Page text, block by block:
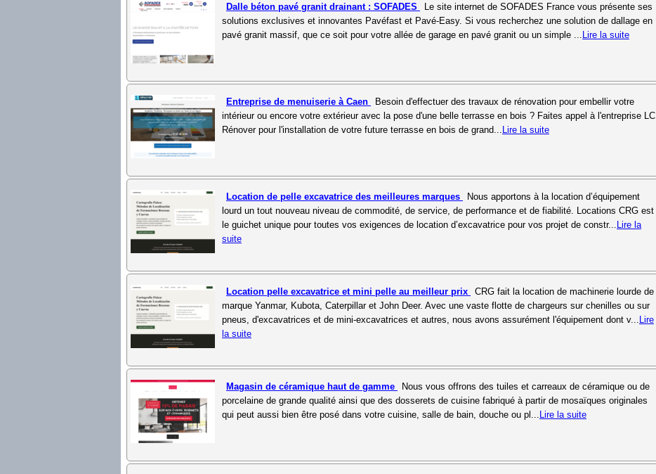
Dalle béton pavé granit drainant : SOFADES
Le site internet de SOFADES France vous présente ses
solutions exclusives et innovantes Pavéfast et Pavé-Easy. Si vous recherchez une solution de dallage en
pavé granit massif, que ce soit pour votre allée de garage en pavé granit ou un simple ... Lire la suite
Entreprise de menuiserie à Caen
Besoin d'effectuer des travaux de rénovation pour embellir votre
intérieur ou encore votre extérieur avec la pose d'une belle terrasse en bois ? Faites appel à l'entreprise LC
Rénover pour l'installation de votre future terrasse en bois de grand... Lire la suite
Location de pelle excavatrice des meilleures marques
Nous apportons à la location d’équipement
lourd un tout nouveau niveau de commodité, de service, de performance et de fiabilité. Locations CRG est
le guichet unique pour toutes vos exigences de location d’excavatrice pour vos projet de constr... Lire la
suite
Location pelle excavatrice et mini pelle au meilleur prix
CRG fait la location de machinerie lourde de
marque Yanmar, Kubota, Caterpillar et John Deer. Avec une vaste flotte de chargeurs sur chenilles ou sur
pneus, d'excavatrices et de mini-excavatrices et autres, nous avons assurément l'équipement dont v... Lire
la suite
Magasin de céramique haut de gamme
Nous vous offrons des tuiles et carreaux de céramique ou de
porcelaine de grande qualité ainsi que des dosserets de cuisine fabriqué à partir de mosaïques originales
qui peut aussi bien être posé dans votre cuisine, salle de bain, douche ou pl... Lire la suite